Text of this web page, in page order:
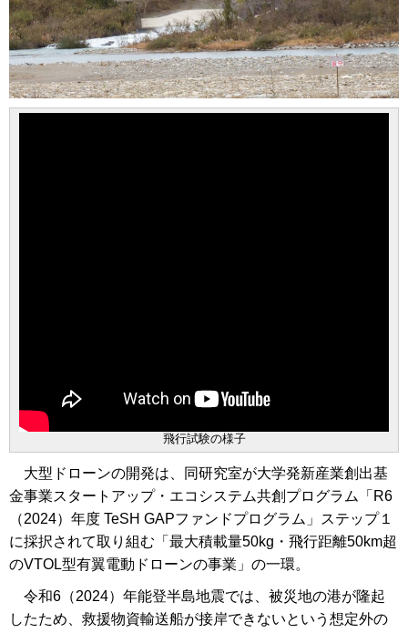
飛行試験の様子
大型ドローンの開発は、同研究室が大学発新産業創出基
金事業スタートアップ・エコシステム共創プログラム「R6
（2024）年度 TeSH GAPファンドプログラム」ステップ１
に採択されて取り組む「最大積載量50kg・飛行距離50km超
のVTOL型有翼電動ドローンの事業」の一環。
令和6（2024）年能登半島地震では、被災地の港が隆起
したため、救援物資輸送船が接岸できないという想定外の